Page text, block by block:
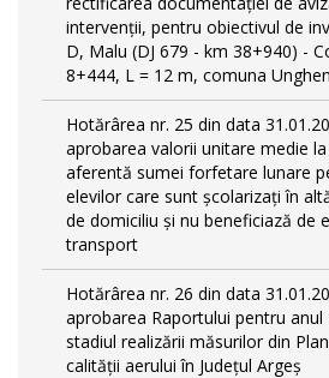
intervenții, pentru obiectivul de
D, Malu (DJ 679 - km 38+940) -
8+444, L = 12 m, comuna
Hotărârea nr. 25 din data
aprobarea valorii unitare medie
aferentă sumei forfetare lunare
elevilor care sunt şcolarizați în
de domiciliu şi nu beneficiază de
transport
Hotărârea nr. 26 din data
aprobarea Raportului pentru
stadiul realizării măsurilor din
calității aerului în Județul Argeș